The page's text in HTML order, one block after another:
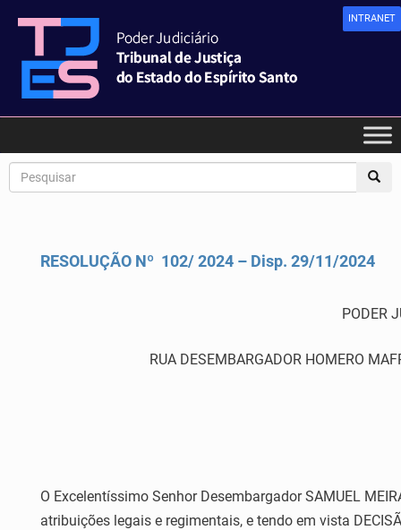
INTRANET
RESOLUÇÃO Nº 102/ 2024 – Disp. 29/11/2024
PODER
RUA DESEMBARGADOR HOMERO
O Excelentíssimo Senhor Desembargador SAMUEL
atribuições legais e regimentais, e tendo em vista